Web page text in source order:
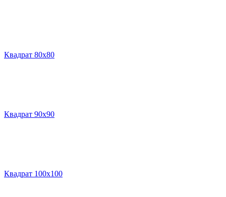
Квадрат 80х80
Квадрат 90х90
Квадрат 100х100